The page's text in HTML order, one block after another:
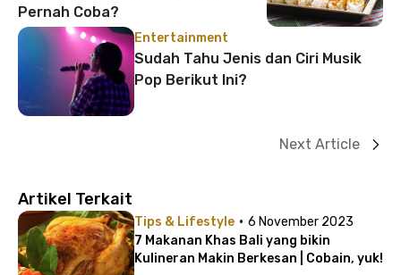
Pernah Coba?
Entertainment
Sudah Tahu Jenis dan Ciri Musik
Pop Berikut Ini?
Next Article
Artikel Terkait
Tips & Lifestyle · 6 November 2023
7 Makanan Khas Bali yang bikin
Kulineran Makin Berkesan | Cobain, yuk!